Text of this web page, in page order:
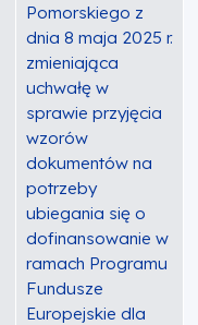
Pomorskiego z
dnia 8 maja 2025 r.
zmieniająca
uchwałę w
sprawie przyjęcia
wzorów
dokumentów na
potrzeby
ubiegania się o
dofinansowanie w
ramach Programu
Fundusze
Europejskie dla